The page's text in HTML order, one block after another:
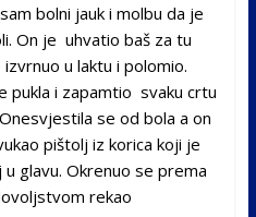
bolni jauk i molbu da je
On je uhvatio baš za tu
u laktu i polomio.
pukla i zapamtio svaku crtu
se od bola a on
pištolj iz korica koji je
glavu. Okrenuo se prema
rekao